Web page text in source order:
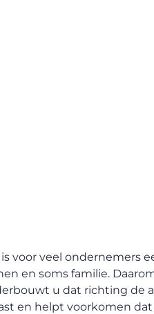
voor veel ondernemers
en soms familie.
u dat richting de
en helpt voorkomen